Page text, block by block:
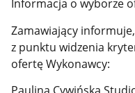
Informacja o wyborze
Zamawiający
z punktu widzenia
ofertę Wykonawcy: